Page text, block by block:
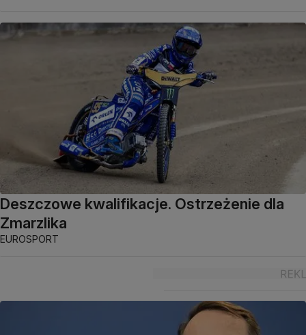
Deszczowe kwalifikacje. Ostrzeżenie dla
Zmarzlika
EUROSPORT